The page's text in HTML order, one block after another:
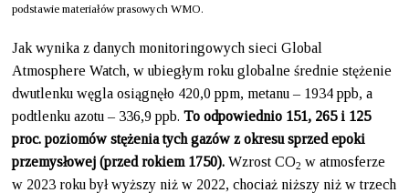
podstawie materiałów prasowych WMO.
Jak wynika z danych monitoringowych sieci Global
Atmosphere Watch, w ubiegłym roku globalne średnie stężenie
dwutlenku węgla osiągnęło 420,0 ppm, metanu – 1934 ppb, a
podtlenku azotu – 336,9 ppb.To odpowiednio 151, 265 i 125
proc. poziomów stężenia tych gazów z okresu sprzed epoki
przemysłowej (przed rokiem 1750). Wzrost CO2 w atmosferze
w 2023 roku był wyższy niż w 2022, chociaż niższy niż w trzech